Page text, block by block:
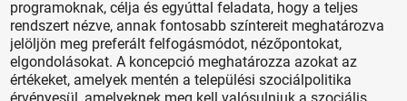
programoknak, célja és egyúttal feladata, hogy a teljes
rendszert nézve, annak fontosabb színtereit meghatározva
jelöljön meg preferált felfogásmódot, nézőpontokat,
elgondolásokat. A koncepció meghatározza azokat az
értékeket, amelyek mentén a települési szociálpolitika
érvényesül, amelyeknek meg kell valósulniuk a szociális